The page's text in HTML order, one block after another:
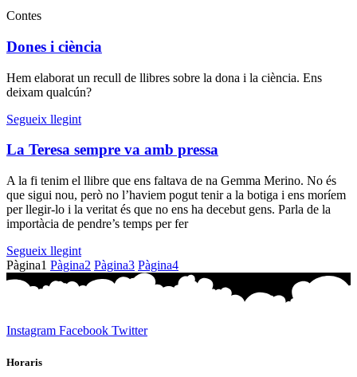
Contes
Dones i ciència
Hem elaborat un recull de llibres sobre la dona i la ciència. Ens
deixam qualcún?
Segueix llegint
La Teresa sempre va amb pressa
A la fi tenim el llibre que ens faltava de na Gemma Merino. No és
que sigui nou, però no l’haviem pogut tenir a la botiga i ens moríem
per llegir-lo i la veritat és que no ens ha decebut gens. Parla de la
importàcia de pendre’s temps per fer
Segueix llegint
Pàgina1 Pàgina2 Pàgina3 Pàgina4
Instagram Facebook Twitter
Horaris